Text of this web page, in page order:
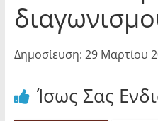
Δημοσίευση: 29 Μαρτίου
Ίσως Σας